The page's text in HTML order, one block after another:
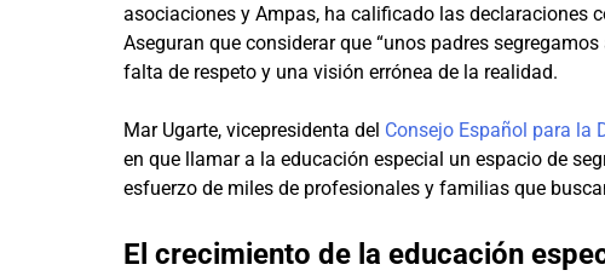
asociaciones y Ampas, ha calificado las declaraciones
Aseguran que considerar que “unos padres
falta de respeto y una visión errónea de la realidad.
Mar Ugarte, vicepresidenta del Consejo Español para la
en que llamar a la educación especial un espacio de
esfuerzo de miles de profesionales y familias que
El crecimiento de la educación